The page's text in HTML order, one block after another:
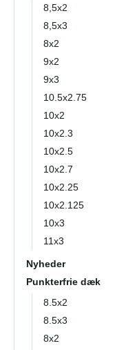
8,5x2
8,5x3
8x2
9x2
9x3
10.5x2.75
10x2
10x2.3
10x2.5
10x2.7
10x2.25
10x2.125
10x3
11x3
Nyheder
Punkterfrie dæk
8.5x2
8.5x3
8x2